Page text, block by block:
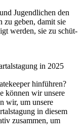
Ju­gend­li­chen den
zu ge­ben, da­mit sie
wer­den, sie zu schüt­
in 2025
hinführen?
können wir unsere
wir, um unsere
in diesem
zusammen, um